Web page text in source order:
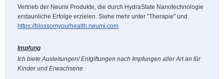
Vertrieb der Neumi Produkte, die durch HydraState Nanotechnologie
erstaunliche Erfolge erzielen. Siehe mehr unter "Therapie" und
https://blossomyourhealth.neumi.com
Impfung
Ich biete Ausleitungen/ Entgiftungen nach Impfungen aller Art an für
Kinder und Erwachsene